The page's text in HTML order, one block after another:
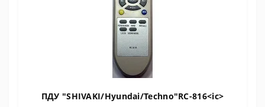
ПДУ "SHIVAKI/Hyundai/Techno"RC-816<ic>